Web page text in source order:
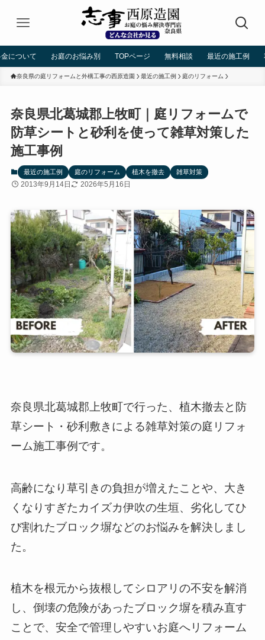
について お庭のお悩み別 TOPページ 無料相談 最近の施工例
奈良県の庭リフォームと外構工事の西原造園 最近の施工例 庭のリフォーム
奈良県北葛城郡上牧町｜庭リフォームで
防草シートと砂利を使って雑草対策した
施工事例
最近の施工例 庭のリフォーム 植木を撤去 雑草対策
2013年9月14日 2026年5月16日
奈良県北葛城郡上牧町で行った、植木撤去と防
草シート・砂利敷きによる雑草対策の庭リフォ
ーム施工事例です。
高齢になり草引きの負担が増えたことや、大き
くなりすぎたカイズカ伊吹の生垣、劣化してひ
び割れたブロック塀などのお悩みを解決しまし
た。
植木を根元から抜根してシロアリの不安を解消
し、倒壊の危険があったブロック塀を積み直す
ことで、安全で管理しやすいお庭へリフォーム